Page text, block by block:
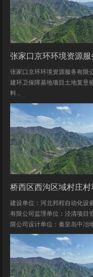
张家口京环环境资源服务有限
建环卫保障基地项目土地复垦
料...
建设单位：河北邦程自动化设
有限公司监理单位：泾清项目
限公司设计单位：秦皇岛中冶
五勘测有限公司施工单位：河
劳务派遣有限公司桥西区西沟
庄村容村貌改造提升及基础设
项目堆料...